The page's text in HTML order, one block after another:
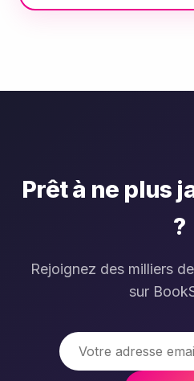
Prêt à ne plus
?
Rejoignez des milliers
sur